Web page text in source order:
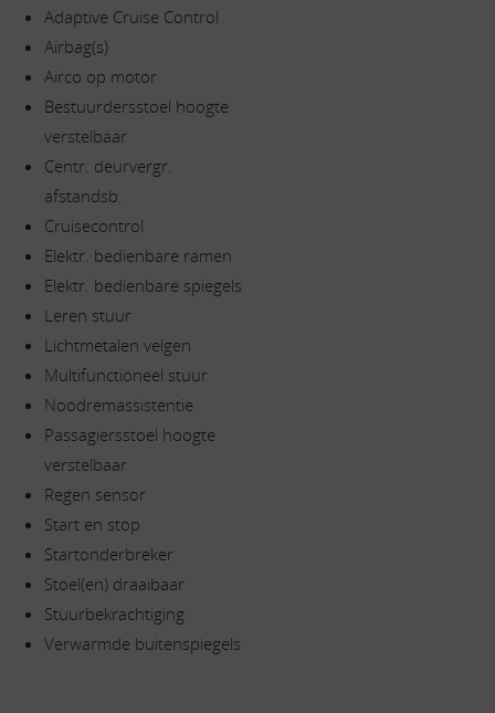
Adaptive Cruise Control
Airbag(s)
Airco op motor
Bestuurdersstoel hoogte
verstelbaar
Centr. deurvergr.
afstandsb.
Cruisecontrol
Elektr. bedienbare ramen
Elektr. bedienbare spiegels
Leren stuur
Lichtmetalen velgen
Multifunctioneel stuur
Noodremassistentie
Passagiersstoel hoogte
verstelbaar
Regen sensor
Start en stop
Startonderbreker
Stoel(en) draaibaar
Stuurbekrachtiging
Verwarmde buitenspiegels